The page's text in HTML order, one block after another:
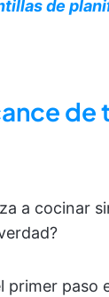
de
de
a cocinar
primer paso